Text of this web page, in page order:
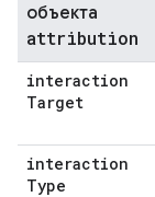
объекта
attribution
interaction
Target
interaction
Type